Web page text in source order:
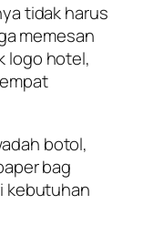
tidak harus
memesan
logo hotel,
botol,
bag
kebutuhan